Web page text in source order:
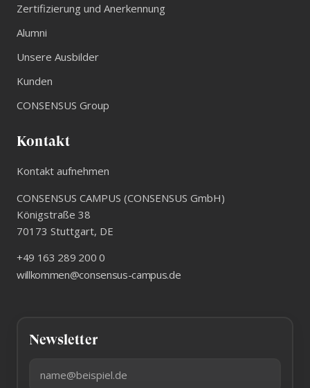
Zertifizierung und Anerkennung
Alumni
Unsere Ausbilder
Kunden
CONSENSUS Group
Kontakt
Kontakt aufnehmen
CONSENSUS CAMPUS (CONSENSUS GmbH)
Königstraße 38
70173 Stuttgart, DE
+49 163 289 200 0
willkommen@consensus-campus.de
Newsletter